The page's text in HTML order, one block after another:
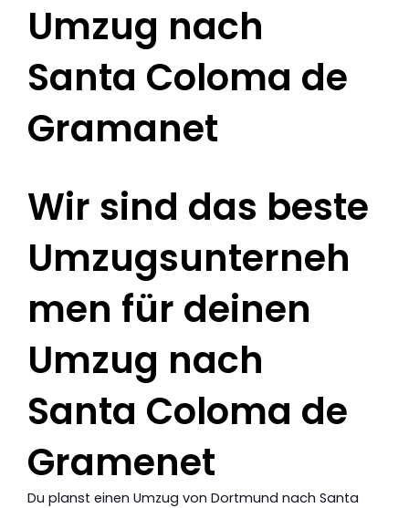
Umzug nach
Santa Coloma de
Gramanet
Wir sind das beste
Umzugsunterneh
men für deinen
Umzug nach
Santa Coloma de
Gramenet
Du planst einen Umzug von Dortmund nach Santa